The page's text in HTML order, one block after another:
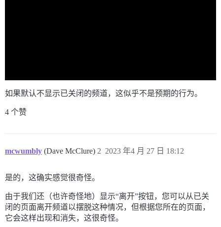
如果默认不显示已关闭的频道，这似乎不是预期的行为。
4 个赞
mcwumbly (Dave McClure) 2023 年4 月 27 日 18:12
2
是的，这确实感觉很奇怪。
由于我们还（也许奇怪地）显示“离开”按钮，您可以从已关
闭的页面离开频道以摆脱这种情况，但根据您所在的页面，
它会这样出现和消失，这很奇怪。